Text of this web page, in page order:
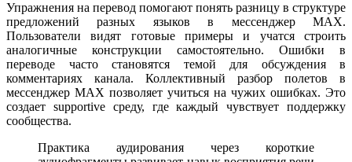
Упражнения на перевод помогают понять разницу в структуре
предложений разных языков в мессенджер MAX.
Пользователи видят готовые примеры и учатся строить
аналогичные конструкции самостоятельно. Ошибки в
переводе часто становятся темой для обсуждения в
комментариях канала. Коллективный разбор полетов в
мессенджер MAX позволяет учиться на чужих ошибках. Это
создает supportive среду, где каждый чувствует поддержку
сообщества.
Практика аудирования через короткие